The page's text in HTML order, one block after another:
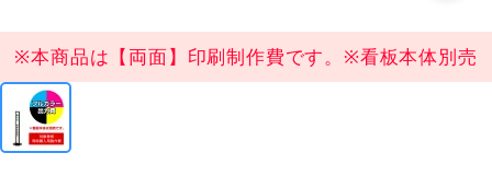
※本商品は【両面】印刷制作費です。※看板本体別売